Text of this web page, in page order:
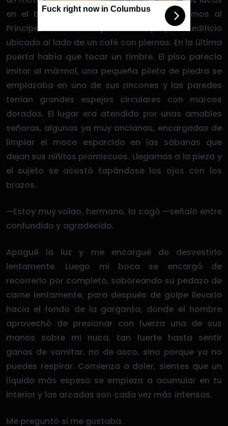
en el bolsillo. Llegamos a McIver y entramos al
Príncipe, en el cuarto piso de un pequeño edificio
ubicado al lado de un café con piernas. En la última
puerta había que tocar un timbre. El piso parecía
imitar al mármol, una pequeña pileta de piedra se
emplazaba en uno de sus rincones y las paredes
tenían grandes espejos circulares con marcos
dorados. El lugar era atendido por unas amables
señoras, algunas ya muy ancianas, encargadas de
limpiar el moco esparcido en las sábanas que
dejan sus niñitos promiscuos. Llegamos a la pieza y
el sujeto se acostó tapándose los ojos con los
brazos.
—Estoy muy volao, hermano, la cagó —señaló entre
confundido y agradecido.
Apagué la luz y me encargué de desvestirlo
lentamente. Luego mi boca se encargó de
recorrerlo por completo, saboreando su pedazo de
carne lentamente, para después de golpe llevarlo
hacia el fondo de la garganta, donde el hombre
aprovechó de presionar con fuerza una de sus
manos sobre mi nuca, tan fuerte hasta sentir
ganas de vomitar, no de asco, sino porque ya no
puedes respirar. Comienza a doler, sientes que un
líquido más espeso se empieza a acumular en tu
interior y las arcadas son cada vez más intensas.
Me preguntó si me gustaba.
Fuck right now in Columbus